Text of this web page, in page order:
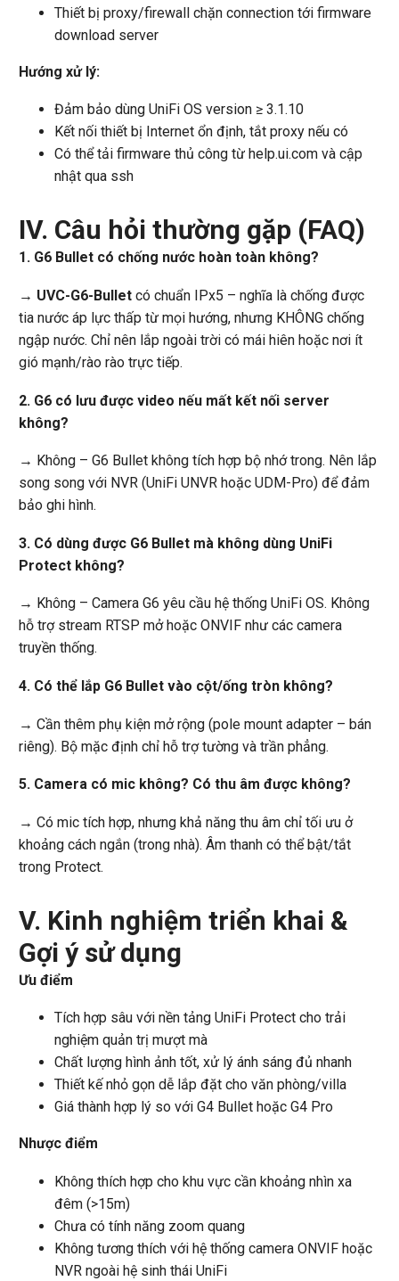
Thiết bị proxy/firewall chặn connection tới firmware
download server
Hướng xử lý:
Đảm bảo dùng UniFi OS version ≥ 3.1.10
Kết nối thiết bị Internet ổn định, tắt proxy nếu có
Có thể tải firmware thủ công từ help.ui.com và cập
nhật qua ssh
IV. Câu hỏi thường gặp (FAQ)
1. G6 Bullet có chống nước hoàn toàn không?
→ UVC-G6-Bullet có chuẩn IPx5 – nghĩa là chống được
tia nước áp lực thấp từ mọi hướng, nhưng KHÔNG chống
ngập nước. Chỉ nên lắp ngoài trời có mái hiên hoặc nơi ít
gió mạnh/rào rào trực tiếp.
2. G6 có lưu được video nếu mất kết nối server
không?
→ Không – G6 Bullet không tích hợp bộ nhớ trong. Nên lắp
song song với NVR (UniFi UNVR hoặc UDM-Pro) để đảm
bảo ghi hình.
3. Có dùng được G6 Bullet mà không dùng UniFi
Protect không?
→ Không – Camera G6 yêu cầu hệ thống UniFi OS. Không
hỗ trợ stream RTSP mở hoặc ONVIF như các camera
truyền thống.
4. Có thể lắp G6 Bullet vào cột/ống tròn không?
→ Cần thêm phụ kiện mở rộng (pole mount adapter – bán
riêng). Bộ mặc định chỉ hỗ trợ tường và trần phẳng.
5. Camera có mic không? Có thu âm được không?
→ Có mic tích hợp, nhưng khả năng thu âm chỉ tối ưu ở
khoảng cách ngắn (trong nhà). Âm thanh có thể bật/tắt
trong Protect.
V. Kinh nghiệm triển khai &
Gợi ý sử dụng
Ưu điểm
Tích hợp sâu với nền tảng UniFi Protect cho trải
nghiệm quản trị mượt mà
Chất lượng hình ảnh tốt, xử lý ánh sáng đủ nhanh
Thiết kế nhỏ gọn dễ lắp đặt cho văn phòng/villa
Giá thành hợp lý so với G4 Bullet hoặc G4 Pro
Nhược điểm
Không thích hợp cho khu vực cần khoảng nhìn xa
đêm (>15m)
Chưa có tính năng zoom quang
Không tương thích với hệ thống camera ONVIF hoặc
NVR ngoài hệ sinh thái UniFi